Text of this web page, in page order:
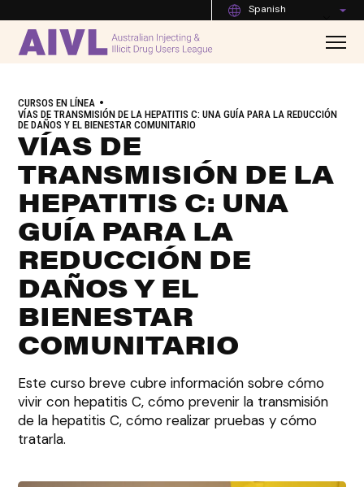
Spanish
CURSOS EN LÍNEA •
VÍAS DE TRANSMISIÓN DE LA HEPATITIS C: UNA GUÍA PARA LA REDUCCIÓN
DE DAÑOS Y EL BIENESTAR COMUNITARIO
VÍAS DE
TRANSMISIÓN DE LA
HEPATITIS C: UNA
GUÍA PARA LA
REDUCCIÓN DE
DAÑOS Y EL
BIENESTAR
COMUNITARIO
Este curso breve cubre información sobre cómo
vivir con hepatitis C, cómo prevenir la transmisión
de la hepatitis C, cómo realizar pruebas y cómo
tratarla.